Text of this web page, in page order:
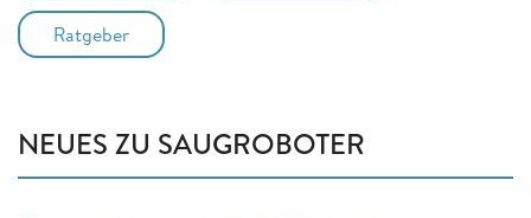
Ratgeber
NEUES ZU SAUGROBOTER